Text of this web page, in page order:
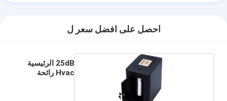
احصل على افضل سعر ل
25dB الرئيسية
Hvac رائحة